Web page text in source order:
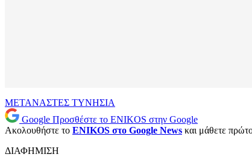
ΜΕΤΑΝΑΣΤΕΣ ΤΥΝΗΣΙΑ
Google Προσθέστε το ENIKOS στην Google
Ακολουθήστε το ENIKOS στο Google News και μάθετε
ΔΙΑΦΗΜΙΣΗ